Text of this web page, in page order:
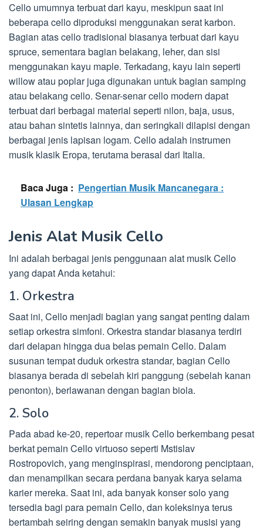
Cello umumnya terbuat dari kayu, meskipun saat ini
beberapa cello diproduksi menggunakan serat karbon.
Bagian atas cello tradisional biasanya terbuat dari kayu
spruce, sementara bagian belakang, leher, dan sisi
menggunakan kayu maple. Terkadang, kayu lain seperti
willow atau poplar juga digunakan untuk bagian samping
atau belakang cello. Senar-senar cello modern dapat
terbuat dari berbagai material seperti nilon, baja, usus,
atau bahan sintetis lainnya, dan seringkali dilapisi dengan
berbagai jenis lapisan logam. Cello adalah instrumen
musik klasik Eropa, terutama berasal dari Italia.
Baca Juga : Pengertian Musik Mancanegara :
Ulasan Lengkap
Jenis Alat Musik Cello
Ini adalah berbagai jenis penggunaan alat musik Cello
yang dapat Anda ketahui:
1. Orkestra
Saat ini, Cello menjadi bagian yang sangat penting dalam
setiap orkestra simfoni. Orkestra standar biasanya terdiri
dari delapan hingga dua belas pemain Cello. Dalam
susunan tempat duduk orkestra standar, bagian Cello
biasanya berada di sebelah kiri panggung (sebelah kanan
penonton), berlawanan dengan bagian biola.
2. Solo
Pada abad ke-20, repertoar musik Cello berkembang pesat
berkat pemain Cello virtuoso seperti Mstislav
Rostropovich, yang menginspirasi, mendorong penciptaan,
dan menampilkan secara perdana banyak karya selama
karier mereka. Saat ini, ada banyak konser solo yang
tersedia bagi para pemain Cello, dan koleksinya terus
bertambah seiring dengan semakin banyak musisi yang